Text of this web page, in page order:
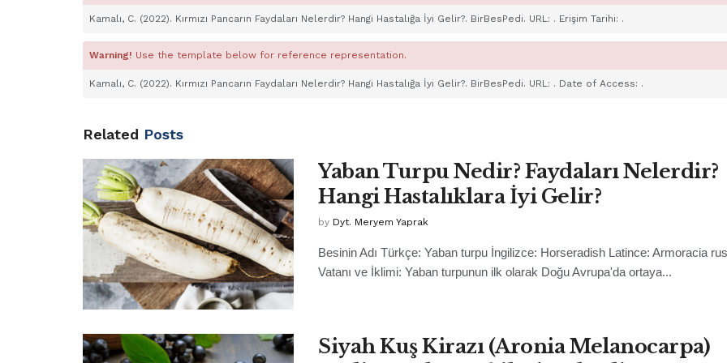
Kamalı, C. (2022). Kırmızı Pancarın Faydaları Nelerdir? Hangi Hastalığa İyi Gelir?. BirBesPedi. URL: . Erişim Tarihi: .
Warning! Use the template below for reference representation.
Kamalı, C. (2022). Kırmızı Pancarın Faydaları Nelerdir? Hangi Hastalığa İyi Gelir?. BirBesPedi. URL: . Date of Access: .
Related Posts
Yaban Turpu Nedir? Faydaları Nelerdir?
Hangi Hastalıklara İyi Gelir?
by Dyt. Meryem Yaprak
Besinin Adı Türkçe: Yaban turpu İngilizce: Horseradish Latince: Armoracia
Vatanı ve İklimi: Yaban turpunun ilk olarak Doğu Avrupa'da ortaya...
Siyah Kuş Kirazı (Aronia Melanocarpa)